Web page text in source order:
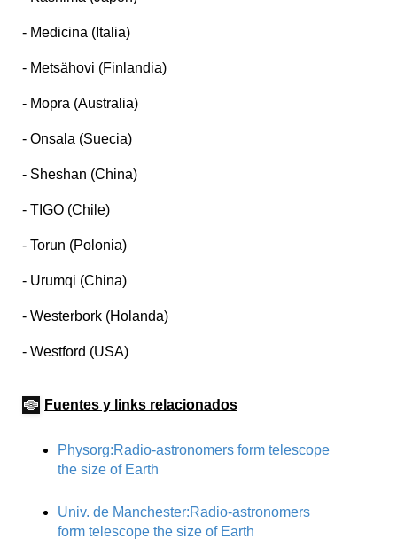
- Medicina (Italia)
- Metsähovi (Finlandia)
- Mopra (Australia)
- Onsala (Suecia)
- Sheshan (China)
- TIGO (Chile)
- Torun (Polonia)
- Urumqi (China)
- Westerbork (Holanda)
- Westford (USA)
Fuentes y links relacionados
Physorg:Radio-astronomers form telescope
the size of Earth
Univ. de Manchester:Radio-astronomers
form telescope the size of Earth